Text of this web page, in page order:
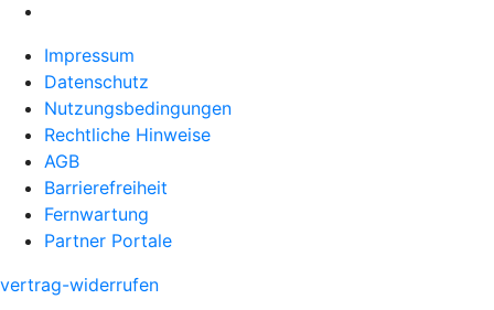
Impressum
Datenschutz
Nutzungsbedingungen
Rechtliche Hinweise
AGB
Barrierefreiheit
Fernwartung
Partner Portale
vertrag-widerrufen